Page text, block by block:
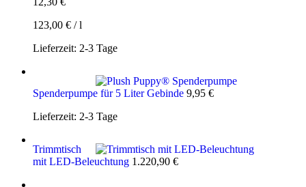
123,00 € /l
Lieferzeit: 2-3 Tage
Spenderpumpe für 5 Liter Gebinde 9,95 €
Lieferzeit: 2-3 Tage
Trimmtisch
mit LED-Beleuchtung 1.220,90 €